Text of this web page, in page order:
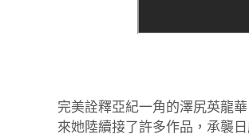
完美詮釋亞紀一角的澤尻英龍
來她陸續接了許多作品，承襲